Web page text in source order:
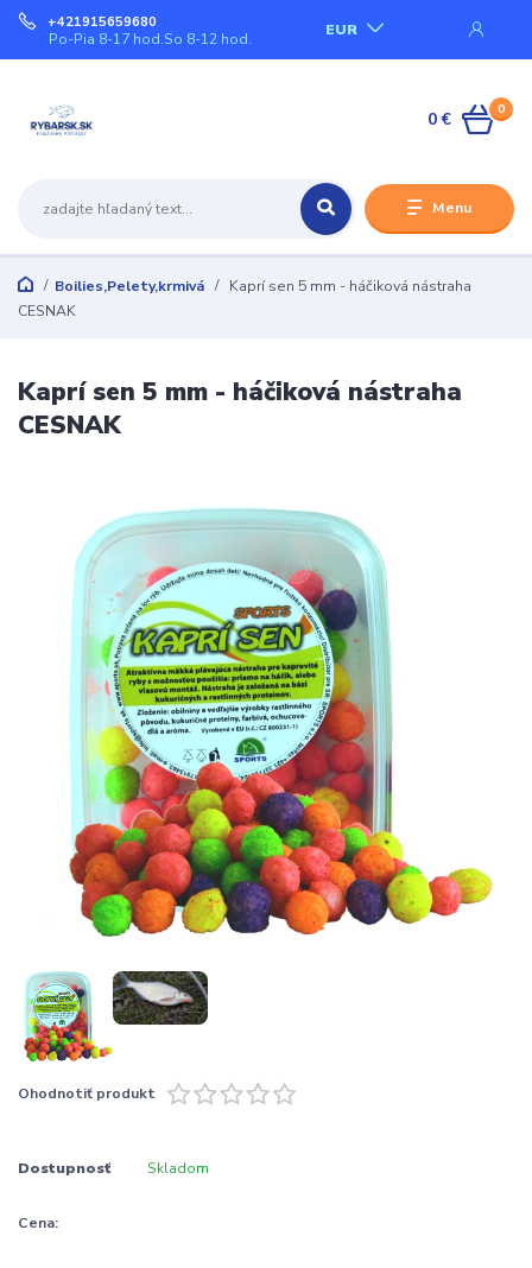
Menu
EUR
+421915659680
Po-Pia 8-17 hod.So 8-12 hod.
0
0 €
Boilies,Pelety,krmivá
Kaprí sen 5 mm - háčiková nástraha
CESNAK
Kaprí sen 5 mm - háčiková nástraha
CESNAK
Ohodnotiť produkt
Dostupnosť Skladom
Cena: